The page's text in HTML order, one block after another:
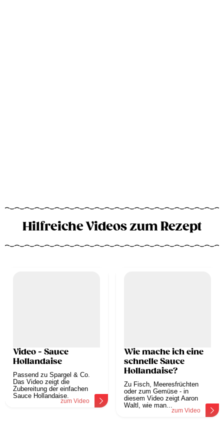
Hilfreiche Videos zum Rezept
Video - Sauce
Hollandaise
Passend zu Spargel & Co.
Das Video zeigt die
Zubereitung der einfachen
Sauce Hollandaise.
zum Video
Wie mache ich eine
schnelle Sauce
Hollandaise?
Zu Fisch, Meeresfrüchten
oder zum Gemüse - in
diesem Video zeigt Aaron
Waltl, wie man...
zum Video